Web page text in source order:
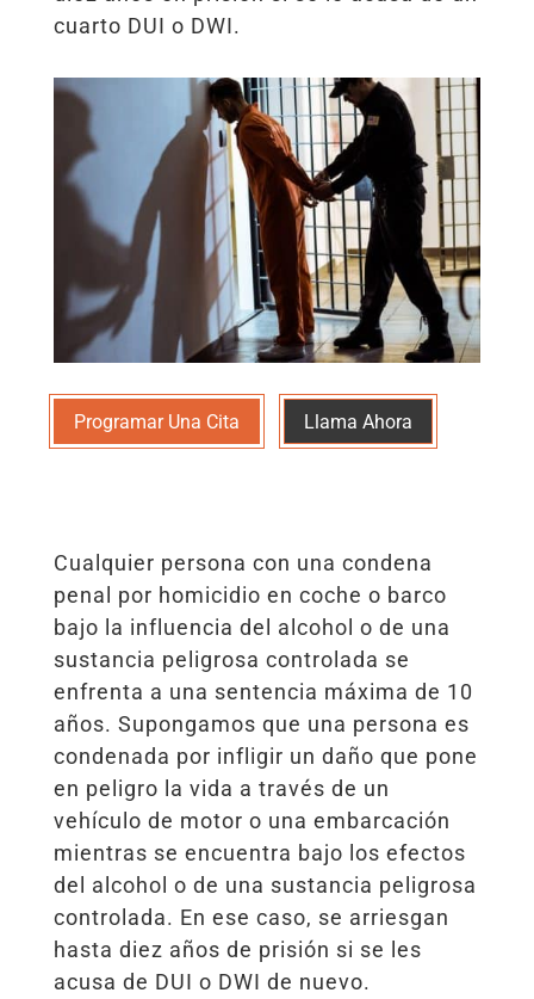
cuarto DUI o DWI.
Programar Una Cita Llama Ahora
Cualquier persona con una condena
penal por homicidio en coche o barco
bajo la influencia del alcohol o de una
sustancia peligrosa controlada se
enfrenta a una sentencia máxima de 10
años. Supongamos que una persona es
condenada por infligir un daño que pone
en peligro la vida a través de un
vehículo de motor o una embarcación
mientras se encuentra bajo los efectos
del alcohol o de una sustancia peligrosa
controlada. En ese caso, se arriesgan
hasta diez años de prisión si se les
acusa de DUI o DWI de nuevo.